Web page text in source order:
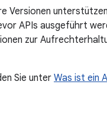
Versionen
APIs ausgeführt
zur
Sie unter Was ist ein